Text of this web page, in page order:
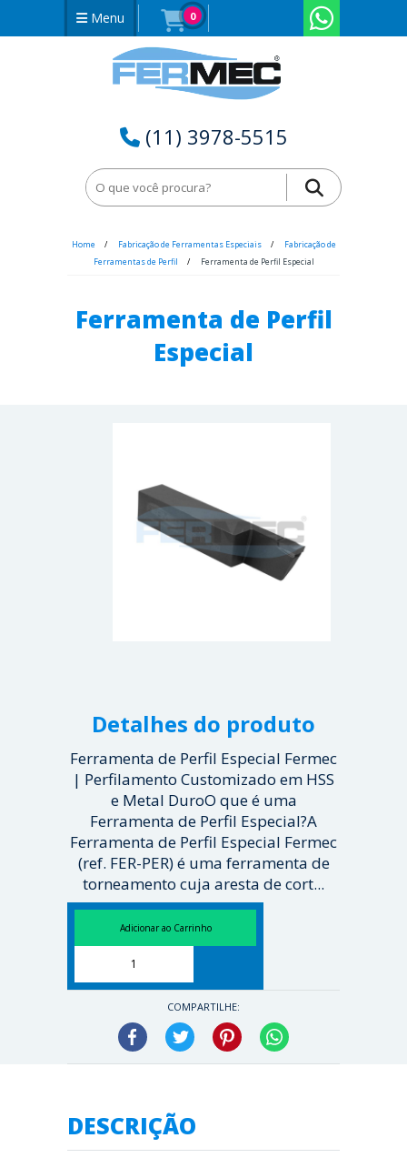
Menu 0
(11) 3978-5515
Home Fabricação de Ferramentas Especiais
Fabricação de
Ferramentas de Perfil
Ferramenta de Perfil Especial
Ferramenta de Perfil
Especial
Detalhes do produto
Ferramenta de Perfil Especial Fermec
| Perfilamento Customizado em HSS
e Metal DuroO que é uma
Ferramenta de Perfil Especial?A
Ferramenta de Perfil Especial Fermec
(ref. FER-PER) é uma ferramenta de
torneamento cuja aresta de cort...
[ Veja mais ]
COMPARTILHE:
Facebook Twitter Pinterest
DESCRIÇÃO